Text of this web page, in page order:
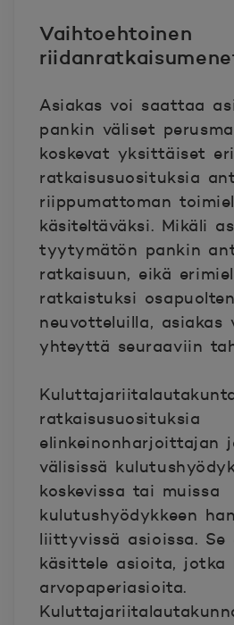
Vaihtoehtoinen
Asiakas voi saattaa
pankin väliset
koskevat yksittäiset
ratkaisusuosituksia
riippumattoman
käsiteltäväksi. Mikäli
tyytymätön pankin
ratkaisuun, eikä
ratkaistuksi
neuvotteluilla, asiakas
yhteyttä seuraaviin
ratkaisusuosituksia
elinkeinonharjoittajan
välisissä
koskevissa tai muissa
kulutushyödykkeen
liittyvissä asioissa. Se
käsittele asioita, jotka
arvopaperiasioita.